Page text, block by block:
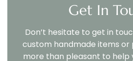
Get In
Don’t hesitate to get in
custom handmade items or
more than pleasant to help